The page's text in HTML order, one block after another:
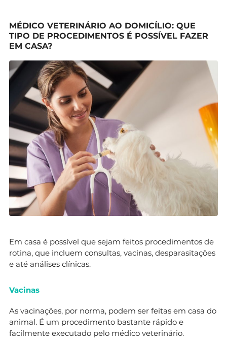
MÉDICO VETERINÁRIO AO DOMICÍLIO: QUE
TIPO DE PROCEDIMENTOS É POSSÍVEL FAZER
EM CASA?
Em casa é possível que sejam feitos procedimentos de
rotina, que incluem consultas, vacinas, desparasitações
e até análises clínicas.
Vacinas
As vacinações, por norma, podem ser feitas em casa do
animal. É um procedimento bastante rápido e
facilmente executado pelo médico veterinário.